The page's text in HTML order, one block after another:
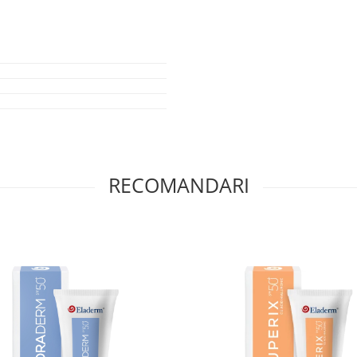
care ajuta la imbunatatirea
acest articol de blog:
RECOMANDARI